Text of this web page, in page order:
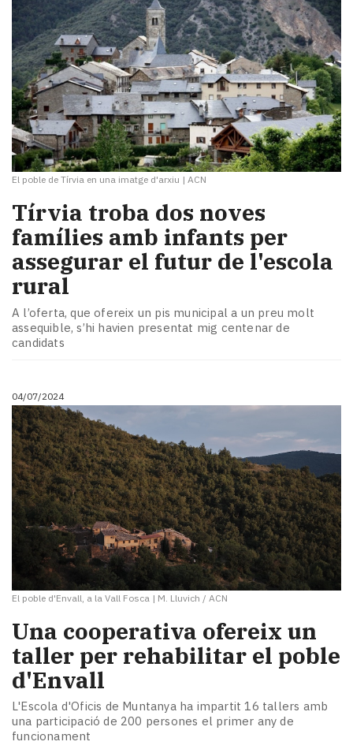
El poble de Tírvia en una imatge d'arxiu | ACN
Tírvia troba dos noves
famílies amb infants per
assegurar el futur de l'escola
rural
A l’oferta, que ofereix un pis municipal a un preu molt
assequible, s’hi havien presentat mig centenar de
candidats
04/07/2024
El poble d'Envall, a la Vall Fosca | M. Lluvich / ACN
Una cooperativa ofereix un
taller per rehabilitar el poble
d'Envall
L'Escola d'Oficis de Muntanya ha impartit 16 tallers amb
una participació de 200 persones el primer any de
funcionament